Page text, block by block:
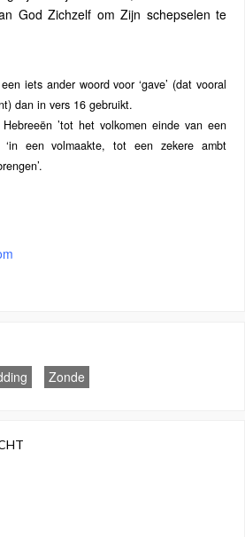
God Zichzelf om Zijn schepselen te
iets ander woord voor ‘gave’ (dat vooral
dan in vers 16 gebruikt.
Hebreeën ’tot het volkomen einde van een
‘in een volmaakte, tot een zekere ambt
Zonde